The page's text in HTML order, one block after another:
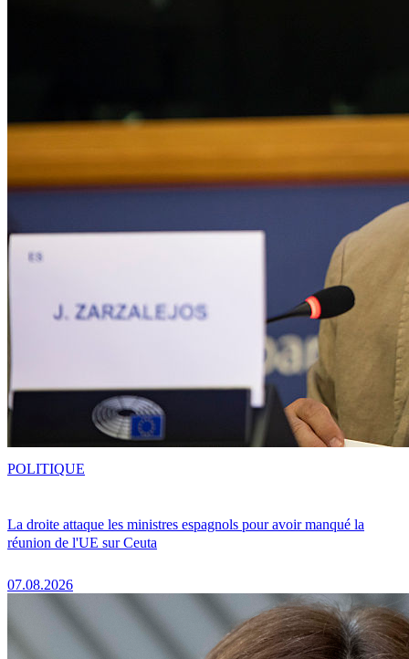
La droite attaque les ministres espagnols pour avoir manqué la
réunion de l'UE sur Ceuta
07.08.2026
POLITIQUE